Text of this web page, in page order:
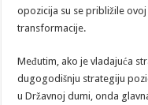
opozicija su se približile
transformacije.
Međutim, ako je vladajuća
dugogodišnju strategiju
u Državnoj dumi, onda